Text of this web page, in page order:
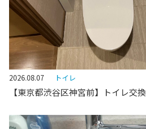
2026.08.07 トイレ
【東京都渋谷区神宮前】トイレ交換